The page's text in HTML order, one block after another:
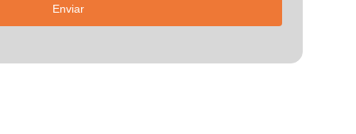
Enviar